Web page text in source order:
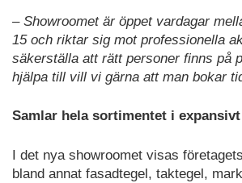
– Showroomet är öppet vardagar
15 och riktar sig mot professionella
säkerställa att rätt personer finns på
hjälpa till vill vi gärna att man bokar
Samlar hela sortimentet i
I det nya showroomet visas
bland annat fasadtegel, taktegel,